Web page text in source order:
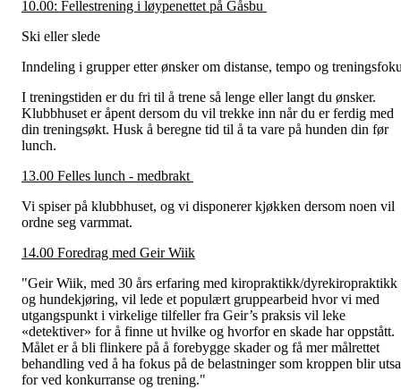
10.00: Fellestrening i løypenettet på Gåsbu
Ski eller slede
Inndeling i grupper etter ønsker om distanse, tempo og
I treningstiden er du fri til å trene så lenge eller langt du ønsker.
Klubbhuset er åpent dersom du vil trekke inn når du er ferdig med
din treningsøkt. Husk å beregne tid til å ta vare på hunden din før
lunch.
13.00 Felles lunch - medbrakt
Vi spiser på klubbhuset, og vi disponerer kjøkken dersom noen vil
ordne seg varmmat.
14.00 Foredrag med Geir Wiik
"Geir Wiik, med 30 års erfaring med kiropraktikk/dyrekiropraktikk
og hundekjøring, vil lede et populært gruppearbeid hvor vi med
utgangspunkt i virkelige tilfeller fra Geir’s praksis vil leke
«detektiver» for å finne ut hvilke og hvorfor en skade har oppstått.
Målet er å bli flinkere på å forebygge skader og få mer målrettet
behandling ved å ha fokus på de belastninger som kroppen blir
for ved konkurranse og trening."